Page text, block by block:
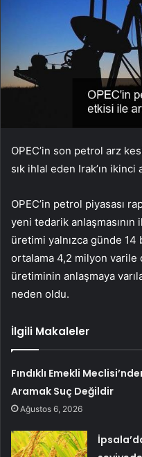
OPEC’in son petrol arz
sık ihlal eden Irak’ın ikinci
OPEC’in petrol piyasası
yeni tedarik anlaşmasının
üretimi yalnızca günde
ortalama 4,2 milyon varile
üretiminin anlaşmaya
neden oldu.
İlgili Makaleler
Fındıklı Emekli
Aramak Suç Değildir
Ağustos 6, 2026